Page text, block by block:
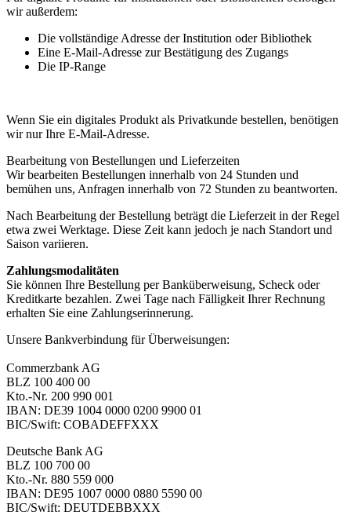
wir außerdem:
Die vollständige Adresse der Institution oder Bibliothek
Eine E-Mail-Adresse zur Bestätigung des Zugangs
Die IP-Range
Wenn Sie ein digitales Produkt als Privatkunde bestellen, benötigen
wir nur Ihre E-Mail-Adresse.
Bearbeitung von Bestellungen und Lieferzeiten
Wir bearbeiten Bestellungen innerhalb von 24 Stunden und
bemühen uns, Anfragen innerhalb von 72 Stunden zu beantworten.
Nach Bearbeitung der Bestellung beträgt die Lieferzeit in der Regel
etwa zwei Werktage. Diese Zeit kann jedoch je nach Standort und
Saison variieren.
Zahlungsmodalitäten
Sie können Ihre Bestellung per Banküberweisung, Scheck oder
Kreditkarte bezahlen. Zwei Tage nach Fälligkeit Ihrer Rechnung
erhalten Sie eine Zahlungserinnerung.
Unsere Bankverbindung für Überweisungen:
Commerzbank AG
BLZ 100 400 00
Kto.-Nr. 200 990 001
IBAN: DE39 1004 0000 0200 9900 01
BIC/Swift: COBADEFFXXX
Deutsche Bank AG
BLZ 100 700 00
Kto.-Nr. 880 559 000
IBAN: DE95 1007 0000 0880 5590 00
BIC/Swift: DEUTDEBBXXX